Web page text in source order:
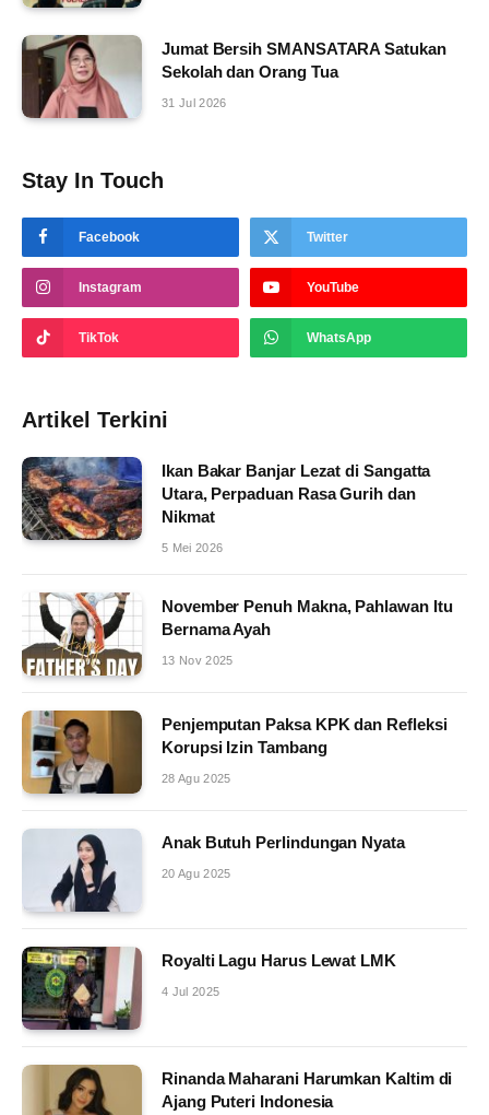
Jumat Bersih SMANSATARA Satukan
Sekolah dan Orang Tua
31 Jul 2026
Stay In Touch
Facebook Twitter
Instagram YouTube
TikTok WhatsApp
Artikel Terkini
Ikan Bakar Banjar Lezat di Sangatta
Utara, Perpaduan Rasa Gurih dan
Nikmat
5 Mei 2026
November Penuh Makna, Pahlawan Itu
Bernama Ayah
13 Nov 2025
Penjemputan Paksa KPK dan Refleksi
Korupsi Izin Tambang
28 Agu 2025
Anak Butuh Perlindungan Nyata
20 Agu 2025
Royalti Lagu Harus Lewat LMK
4 Jul 2025
Rinanda Maharani Harumkan Kaltim di
Ajang Puteri Indonesia